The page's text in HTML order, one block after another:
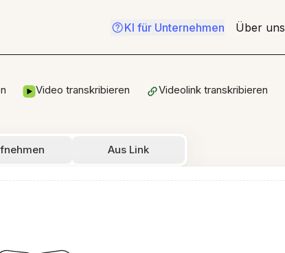
KI für Unternehmen Über uns
Video transkribieren Videolink transkribieren
Aus Link